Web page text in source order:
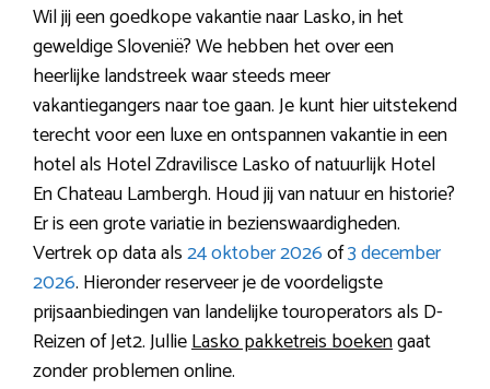
Wil jij een goedkope vakantie naar Lasko, in het
geweldige Slovenië? We hebben het over een
heerlijke landstreek waar steeds meer
vakantiegangers naar toe gaan. Je kunt hier uitstekend
terecht voor een luxe en ontspannen vakantie in een
hotel als Hotel Zdravilisce Lasko of natuurlijk Hotel
En Chateau Lambergh. Houd jij van natuur en historie?
Er is een grote variatie in bezienswaardigheden.
Vertrek op data als24 oktober 2026of3 december
2026. Hieronder reserveer je de voordeligste
prijsaanbiedingen van landelijke touroperators als D-
Reizen of Jet2. JullieLasko pakketreis boekengaat
zonder problemen online.